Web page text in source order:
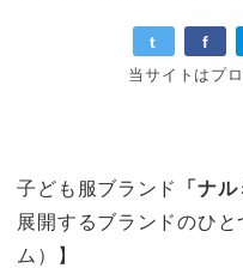
t f
当サイトはプ
子ども服ブランド 「ナ
展開するブランドのひ
ム）】